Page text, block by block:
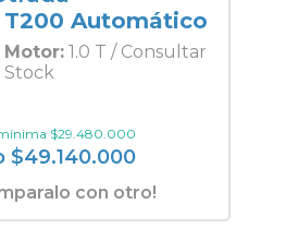
T200 Automático
Motor: 1.0 T / Consultar
Stock
$29.480.000
$49.140.000
con otro!